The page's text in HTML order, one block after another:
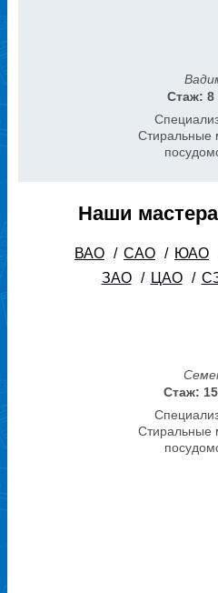
Стаж: 8
Стиральные
Стаж:
Стиральные
Наши
ВАО / САО / ЮАО
ЗАО
/ ЦАО /